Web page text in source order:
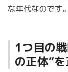
な年代なのです。
1つ目の
の正体”